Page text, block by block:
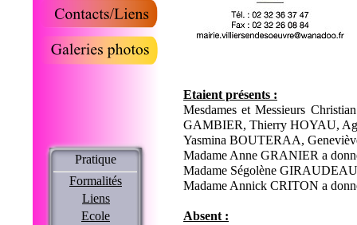
Etaient présents :
Mesdames et Messieurs
GAMBIER, Thierry HOYAU,
Yasmina BOUTERAA,
Madame Anne GRANIER a
Madame Ségolène
Madame Annick CRITON a
Absent :
Pratique
Formalités
Liens
Ecole